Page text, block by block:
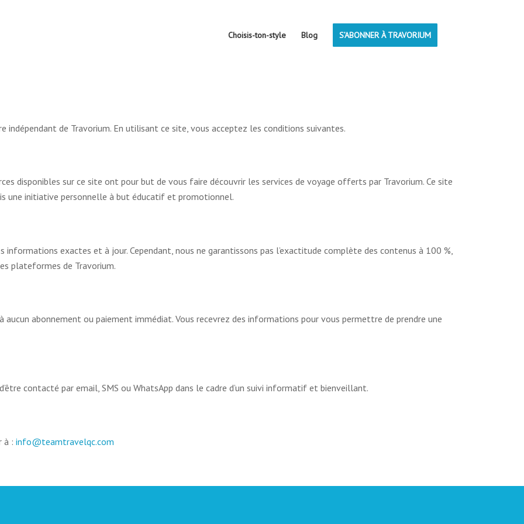
Choisis-ton-style Blog S’ABONNER À TRAVORIUM
indépendant de Travorium. En utilisant ce site, vous acceptez les conditions suivantes.
disponibles sur ce site ont pour but de vous faire découvrir les services de voyage offerts par Travorium. Ce site
une initiative personnelle à but éducatif et promotionnel.
exactes et à jour. Cependant, nous ne garantissons pas l’exactitude complète des contenus à 100 %,
plateformes de Travorium.
aucun abonnement ou paiement immédiat. Vous recevrez des informations pour vous permettre de prendre une
contacté par email, SMS ou WhatsApp dans le cadre d’un suivi informatif et bienveillant.
à :info@teamtravelqc.com